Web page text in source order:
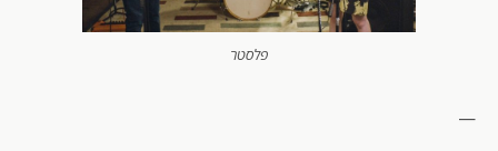
פלסטר
—